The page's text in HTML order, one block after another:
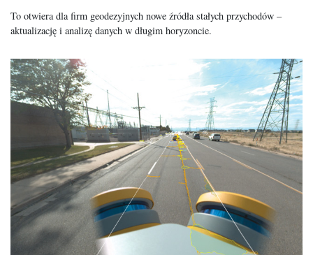
To otwiera dla firm geodezyjnych nowe źródła stałych przychodów –
aktualizację i analizę danych w długim horyzoncie.